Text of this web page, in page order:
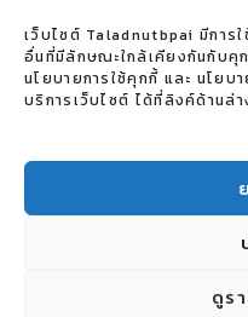
เว็บไซต์ Taladnutbpai มีการ
อื่นที่มีลักษณะใกล้เคียงกันกับคุ
นโยบายการใช้คุกกี้ และ นโย
บริการเว็บไซต์ ได้ที่ลิงค์ด้านล่า
ดูร
ติ
ที่อยู่ :หจ
29/1 ถนนเจ้
เบอร์โทรศั
เบอร์โท
LINE ID